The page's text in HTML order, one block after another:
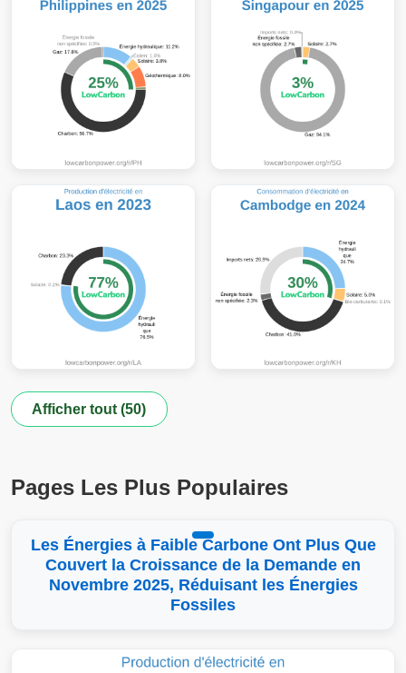
Afficher tout (50)
Pages Les Plus Populaires
Les Énergies à Faible Carbone Ont Plus Que
Couvert la Croissance de la Demande en
Novembre 2025, Réduisant les Énergies
Fossiles